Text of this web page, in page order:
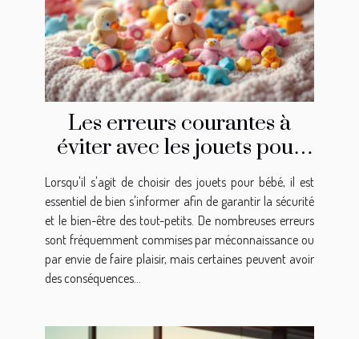
Les erreurs courantes à
éviter avec les jouets pour
bébé
Lorsqu'il s'agit de choisir des jouets pour bébé, il est
essentiel de bien s'informer afin de garantir la sécurité
et le bien-être des tout-petits. De nombreuses erreurs
sont fréquemment commises par méconnaissance ou
par envie de faire plaisir, mais certaines peuvent avoir
des conséquences...